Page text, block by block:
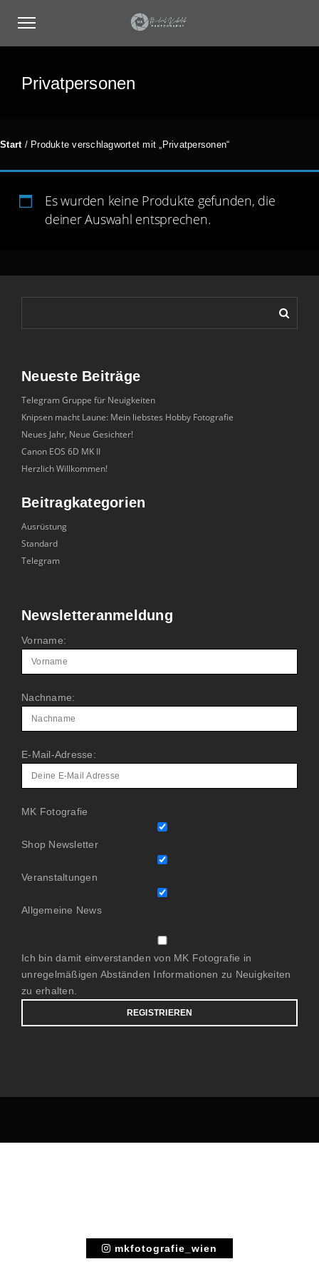
Privatpersonen
Start/ Produkte verschlagwortet mit „Privatpersonen“
Es wurden keine Produkte gefunden, die
deiner Auswahl entsprechen.
Neueste Beiträge
Telegram Gruppe für Neuigkeiten
Knipsen macht Laune: Mein liebstes Hobby Fotografie
Neues Jahr, Neue Gesichter!
Canon EOS 6D MK II
Herzlich Willkommen!
Beitragkategorien
Ausrüstung
Standard
Telegram
Newsletteranmeldung
Vorname:
Nachname:
E-Mail-Adresse:
MK Fotografie
Shop Newsletter
Veranstaltungen
Allgemeine News
Ich bin damit einverstanden von MK Fotografie in
unregelmäßigen Abständen Informationen zu Neuigkeiten
zu erhalten.
mkfotografie_wien